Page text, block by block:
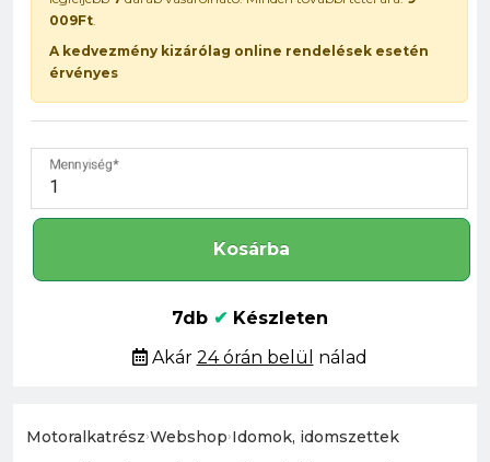
009Ft.
A kedvezmény kizárólag online rendelések esetén
érvényes
Mennyiség
Kosárba
7db ✔ Készleten
Akár 24 órán belül nálad
Motoralkatrész›Webshop›Idomok, idomszettek